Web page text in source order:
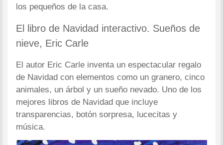
los pequeños de la casa.
El libro de Navidad interactivo. Sueños de
nieve, Eric Carle
El autor Eric Carle inventa un espectacular regalo
de Navidad con elementos como un granero, cinco
animales, un árbol y un sueño nevado. Uno de los
mejores libros de Navidad que incluye
transparencias, botón sorpresa, lucecitas y
música.